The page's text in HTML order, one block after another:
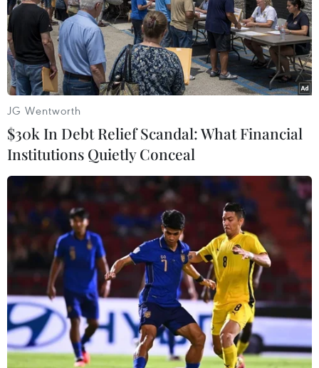
Theo dõi VietnamPlus
TIN LIÊN QUAN
JG Wentworth
$30k In Debt Relief Scandal: What Financial
Institutions Quietly Conceal